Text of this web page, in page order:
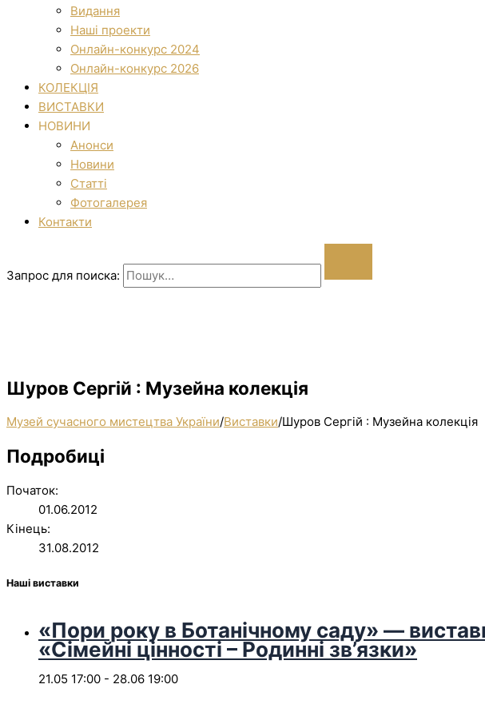
Видання
Наші проекти
Онлайн-конкурс 2024
Онлайн-конкурс 2026
КОЛЕКЦІЯ
ВИСТАВКИ
НОВИНИ
Анонси
Новини
Статті
Фотогалерея
Контакти
Запрос для поиска:
Шуров Сергій : Музейна колекція
Музей сучасного мистецтва України/Виставки/Шуров Сергій : Музейна колекція
Подробиці
Початок:
01.06.2012
Кінець:
31.08.2012
Наші виставки
«Пори року в Ботанічному саду» —
«Сімейні цінності – Родинні зв’язки»
21.05 17:00 - 28.06 19:00